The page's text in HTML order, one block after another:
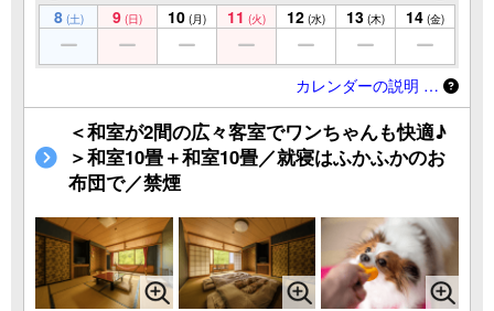
8 (土) 9 (日) 10 (月) 11 (火) 12 (水) 13 (木) 14 (金)
カレンダーの説明 …
＜和室が2間の広々客室でワンちゃんも快適♪
＞和室10畳＋和室10畳／就寝はふかふかのお
布団で／禁煙